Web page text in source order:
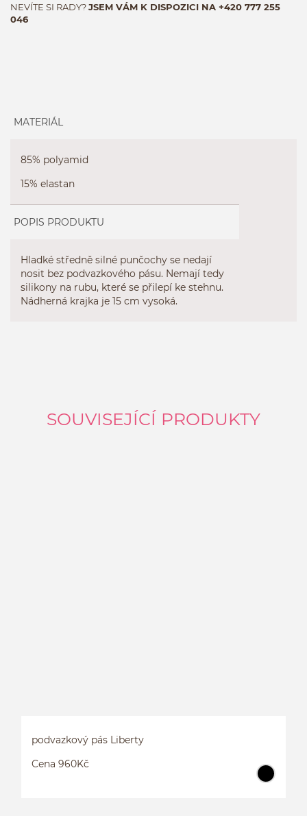
NEVÍTE SI RADY?JSEM VÁM K DISPOZICI NA +420 777 255
046
MATERIÁL
85% polyamid
15% elastan
POPIS PRODUKTU
Hladké středně silné punčochy se nedají
nosit bez podvazkového pásu. Nemají tedy
silikony na rubu, které se přilepí ke stehnu.
Nádherná krajka je 15 cm vysoká.
SOUVISEJÍCÍ PRODUKTY
podvazkový pás Liberty
Cena 960Kč